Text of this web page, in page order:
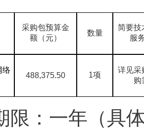
采购包预算金
额（元）
数量
简要技
服
络
488,375.50 1项
详见采
购
限：一年（具